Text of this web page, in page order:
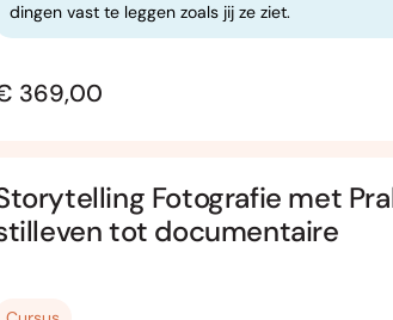
dingen vast te leggen zoals jij ze ziet.
369,00
Fotografie met
tot documentaire